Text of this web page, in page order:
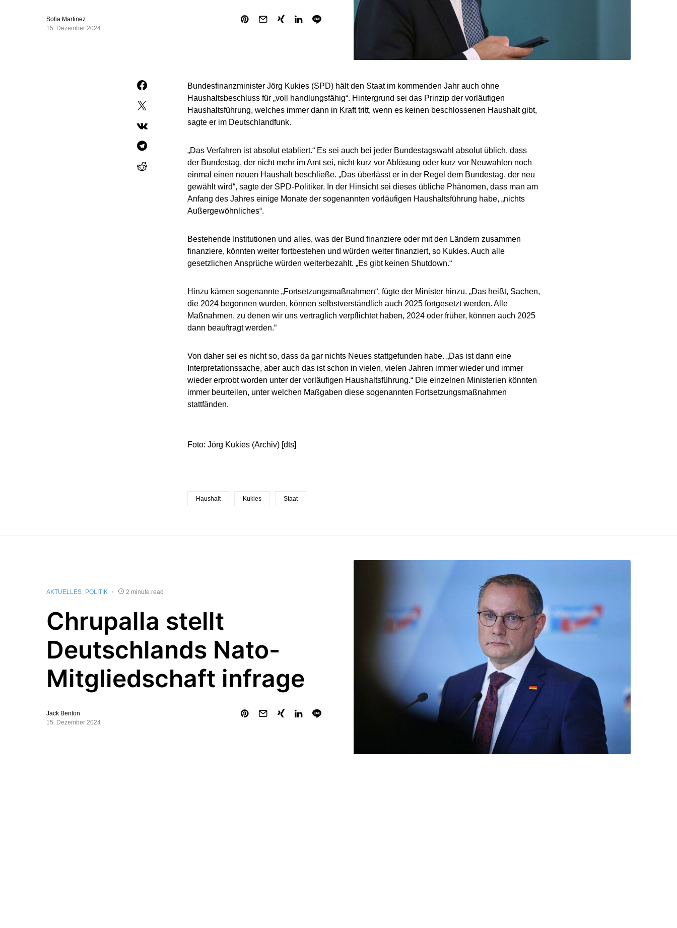
Sofia Martinez
15. Dezember 2024
Bundesfinanzminister Jörg Kukies (SPD) hält den Staat im kommenden Jahr auch ohne
Haushaltsbeschluss für „voll handlungsfähig“. Hintergrund sei das Prinzip der vorläufigen
Haushaltsführung, welches immer dann in Kraft tritt, wenn es keinen beschlossenen Haushalt gibt,
sagte er im Deutschlandfunk.
„Das Verfahren ist absolut etabliert.“ Es sei auch bei jeder Bundestagswahl absolut üblich, dass
der Bundestag, der nicht mehr im Amt sei, nicht kurz vor Ablösung oder kurz vor Neuwahlen noch
einmal einen neuen Haushalt beschließe. „Das überlässt er in der Regel dem Bundestag, der neu
gewählt wird“, sagte der SPD-Politiker. In der Hinsicht sei dieses übliche Phänomen, dass man am
Anfang des Jahres einige Monate der sogenannten vorläufigen Haushaltsführung habe, „nichts
Außergewöhnliches“.
Bestehende Institutionen und alles, was der Bund finanziere oder mit den Ländern zusammen
finanziere, könnten weiter fortbestehen und würden weiter finanziert, so Kukies. Auch alle
gesetzlichen Ansprüche würden weiterbezahlt. „Es gibt keinen Shutdown.“
Hinzu kämen sogenannte „Fortsetzungsmaßnahmen“, fügte der Minister hinzu. „Das heißt, Sachen,
die 2024 begonnen wurden, können selbstverständlich auch 2025 fortgesetzt werden. Alle
Maßnahmen, zu denen wir uns vertraglich verpflichtet haben, 2024 oder früher, können auch 2025
dann beauftragt werden.“
Von daher sei es nicht so, dass da gar nichts Neues stattgefunden habe. „Das ist dann eine
Interpretationssache, aber auch das ist schon in vielen, vielen Jahren immer wieder und immer
wieder erprobt worden unter der vorläufigen Haushaltsführung.“ Die einzelnen Ministerien könnten
immer beurteilen, unter welchen Maßgaben diese sogenannten Fortsetzungsmaßnahmen
stattfänden.
Foto: Jörg Kukies (Archiv) [dts]
Haushalt Kukies Staat
AKTUELLES POLITIK 2 minute read
Chrupalla stellt
Deutschlands Nato-
Mitgliedschaft infrage
Jack Benton
15. Dezember 2024